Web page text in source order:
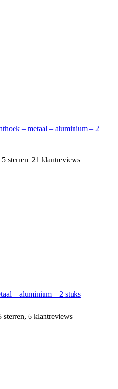
– metaal – aluminium – 2
sterren, 21 klantreviews
– aluminium – 2 stuks
sterren, 6 klantreviews